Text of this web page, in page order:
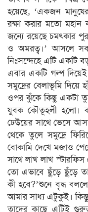
হয়েছে, ‘একজন
রক্ষা করার মতো মহান
জন্যে রয়েছে চমৎকার
ও অমরত্ব।’ আসলে সব
নিঃসন্দেহে এটি একটি
এবার একটি গল্প
সমুদ্রের বেলাভূমি
ওপর ঝুঁকে কিছু একটা
যুবক কৌতূহলী হলো।
ঢেউয়ের সাথে ভেসে
থেকে তুলে সমুদ্রে
বোকামি দেখে মজাও
সাথে লাখ লাখ
তো এভাবে ছুঁড়ে ছুঁড়ে
কী হবে?’শুনে বৃদ্ধ
আমার সাধ্য এটুকুই।
তাদের কাছে এটিই